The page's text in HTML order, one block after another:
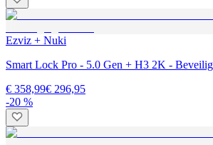
Ezviz + Nuki
Smart Lock Pro - 5.0 Gen + H3 2K -
€ 358,99€ 296,95
-20 %